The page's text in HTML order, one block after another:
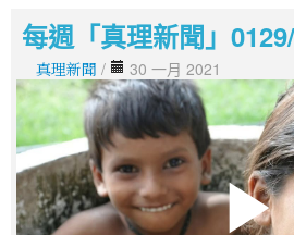
每週「真理新聞」
真理新聞 / 30 一月 2021